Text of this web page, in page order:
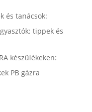
és tanácsok:
tippek és
készülékeken:
PB gázra